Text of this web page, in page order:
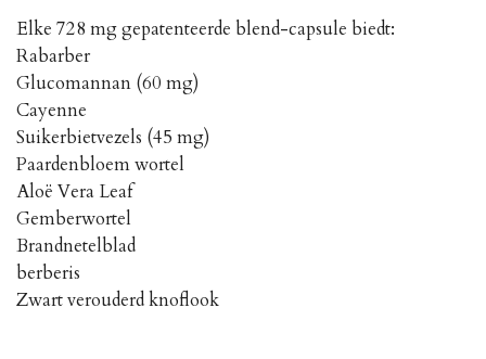
Elke 728 mg gepatenteerde blend-capsule biedt:
Rabarber
Glucomannan (60 mg)
Cayenne
Suikerbietvezels (45 mg)
Paardenbloem wortel
Aloë Vera Leaf
Gemberwortel
Brandnetelblad
berberis
Zwart verouderd knoflook